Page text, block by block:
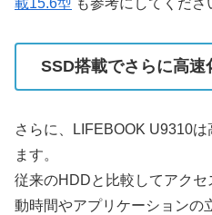
載15.6型 も参考にしてくださ
SSD搭載でさらに高速
さらに、LIFEBOOK U9310
ます。
従来のHDDと比較してアク
動時間やアプリケーションの